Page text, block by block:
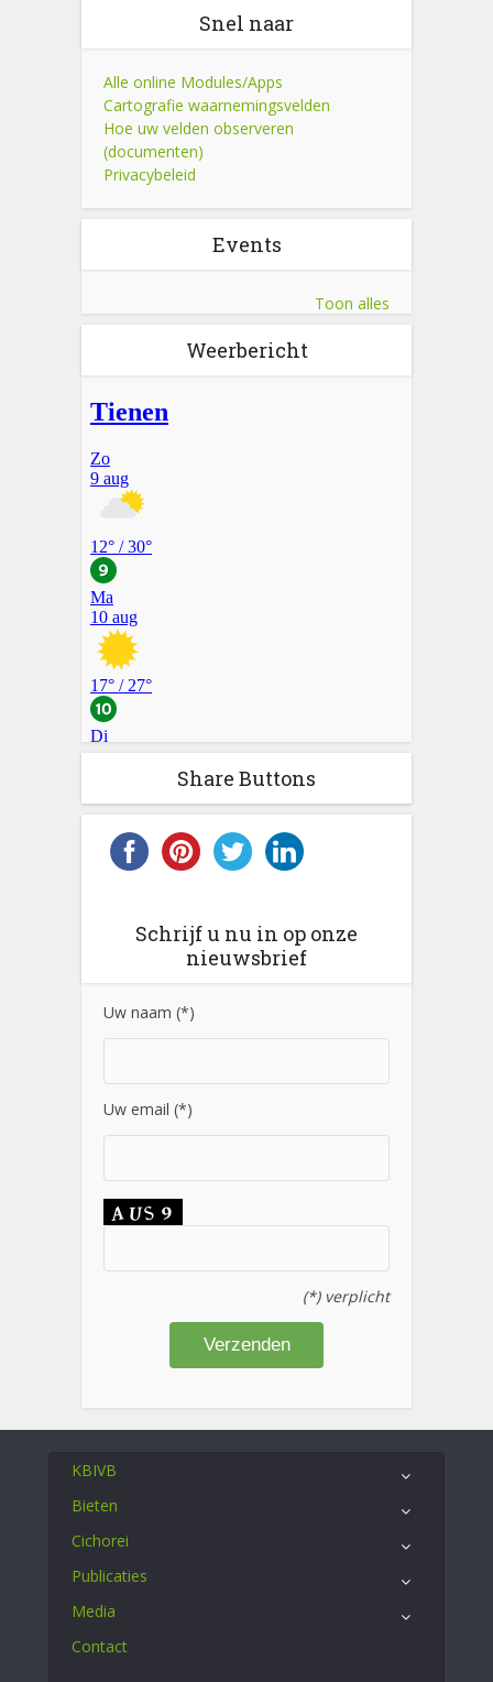
Snel naar
Alle online Modules/Apps
Cartografie waarnemingsvelden
Hoe uw velden observeren
(documenten)
Privacybeleid
Events
Toon alles
Weerbericht
Share Buttons
Schrijf u nu in op onze
nieuwsbrief
Uw naam (*)
Uw email (*)
(*) verplicht
KBIVB
Bieten
Cichorei
Publicaties
Media
Contact